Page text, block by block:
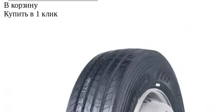
В корзину
Купить в 1 клик